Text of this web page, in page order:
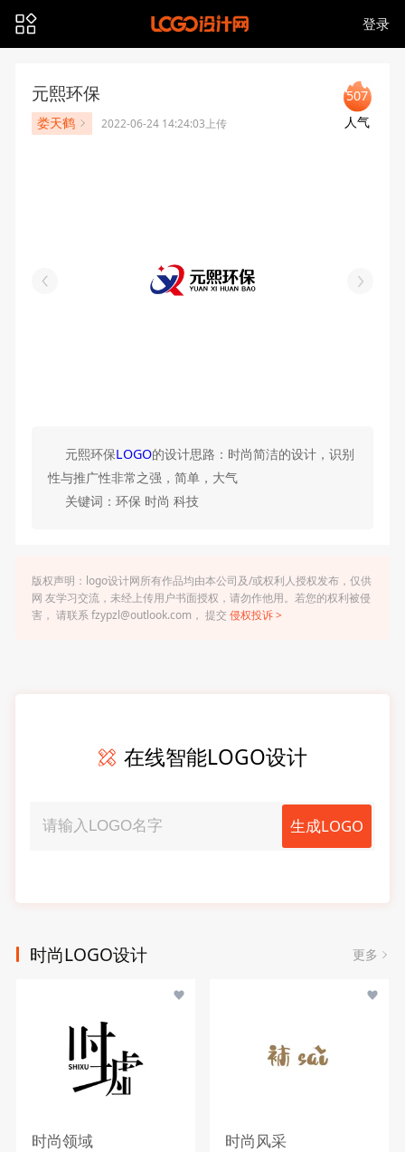
登录
元熙环保
娄天鹤 2022-06-24 14:24:03上传
507
人气
元熙环保LOGO的设计思路：时尚简洁的设计，识别
性与推广性非常之强，简单，大气
关键词：环保 时尚 科技
版权声明：logo设计网所有作品均由本公司及/或权利人授权发布，仅供
网 友学习交流，未经上传用户书面授权，请勿作他用。若您的权利被侵
害， 请联系 fzypzl@outlook.com， 提交 侵权投诉 >
在线智能LOGO设计
生成LOGO
时尚LOGO设计 更多
时尚领域 时尚风采